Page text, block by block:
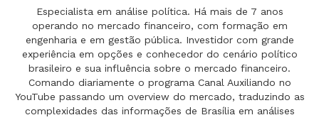
Especialista em análise política. Há mais de 7 anos
operando no mercado financeiro, com formação em
engenharia e em gestão pública. Investidor com grande
experiência em opções e conhecedor do cenário político
brasileiro e sua influência sobre o mercado financeiro.
Comando diariamente o programa Canal Auxiliando no
YouTube passando um overview do mercado, traduzindo as
complexidades das informações de Brasília em análises